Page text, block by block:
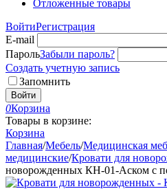
Отложенные товары
ВойтиРегистрация
E-mail
ПарольЗабыли пароль?
Создать учетную запись
Запомнить
Войти
0Корзина
Товары в корзине:
Корзина
Главная/Мебель/Медицинская
медицинские/Кровати для
новорожденных КН-01-Аском с